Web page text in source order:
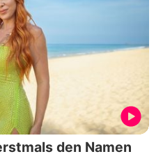
den Namen